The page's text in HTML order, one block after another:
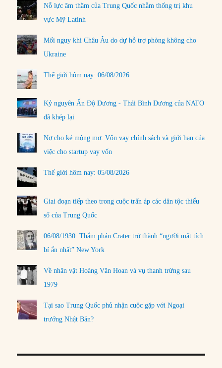
Nỗ lực âm thầm của Trung Quốc nhằm thống trị khu
vực Mỹ Latinh
Mối nguy khi Châu Âu do dự hỗ trợ phòng không cho
Ukraine
Thế giới hôm nay: 06/08/2026
Kỷ nguyên Ấn Độ Dương - Thái Bình Dương của NATO
đã khép lại
Nợ cho kẻ mộng mơ: Vốn vay chính sách và giới hạn của
việc cho startup vay vốn
Thế giới hôm nay: 05/08/2026
Giai đoạn tiếp theo trong cuộc trấn áp các dân tộc thiểu
số của Trung Quốc
06/08/1930: Thẩm phán Crater trở thành “người mất tích
bí ẩn nhất” New York
Về nhân vật Hoàng Văn Hoan và vụ thanh trừng sau
1979
Tại sao Trung Quốc phủ nhận cuộc gặp với Ngoại
trưởng Nhật Bản?